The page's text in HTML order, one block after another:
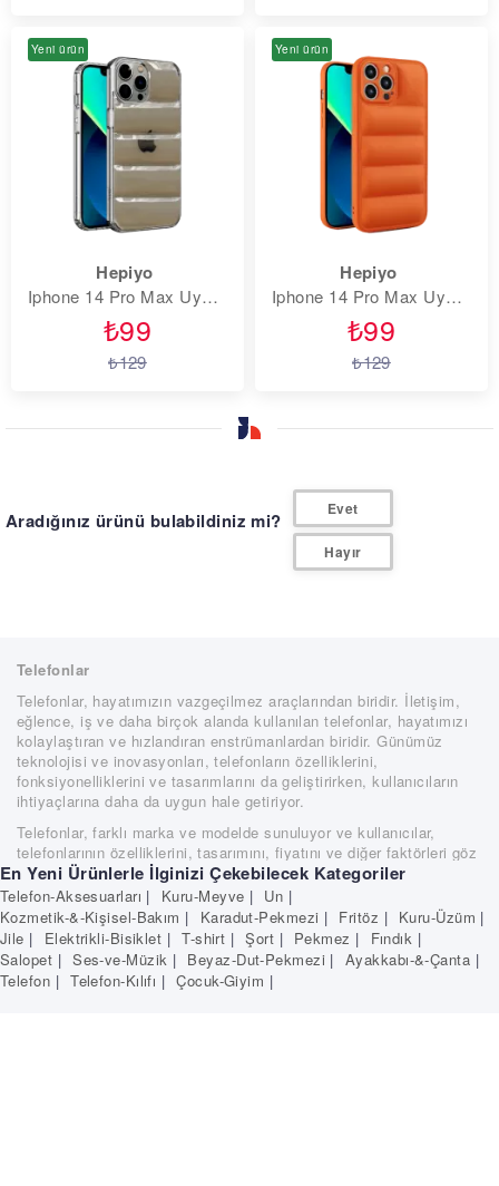
Yeni ürün
Hepiyo
Iphone 14 Pro Max Uyumlu Lens Korumalı Renkli Kapitone Görünüm Puffer Silikon Kılıf - Şeffaf Siyah
₺99
₺129
Yeni ürün
Hepiyo
Iphone 14 Pro Max Uyumlu Lens Korumalı Renkli Kapitone Görünüm Puffer Silikon Kılıf - Turuncu
₺99
₺129
Aradığınız ürünü bulabildiniz mi?
feedback
Evet
Hayır
Telefonlar
Telefonlar, hayatımızın vazgeçilmez araçlarından biridir. İletişim,
eğlence, iş ve daha birçok alanda kullanılan telefonlar, hayatımızı
kolaylaştıran ve hızlandıran enstrümanlardan biridir. Günümüz
teknolojisi ve inovasyonları, telefonların özelliklerini,
fonksiyonelliklerini ve tasarımlarını da geliştirirken, kullanıcıların
ihtiyaçlarına daha da uygun hale getiriyor.
Telefonlar, farklı marka ve modelde sunuluyor ve kullanıcılar,
telefonlarının özelliklerini, tasarımını, fiyatını ve diğer faktörleri göz
önünde bulundurarak en uygun telefonu seçebilir. Örneğin, iş
amaçlı kullanacak olanlar için güçlü bir işletim sistemi, yüksek
çözünürlüklü kamera ve geniş depolama alanı öncelikli özellikler
arasında yer alabilir. Eğlence amaçlı kullanacak olanlar için ise,
yüksek çözünürlüklü ekran, mükemmel ses kalitesi ve güçlü bir
grafik işlemcisi öncelikli olabilir.
En Yeni Ürünlerle İlginizi Çekebilecek Kategoriler
Telefon-Aksesuarları | Kuru-Meyve | Un |
Kozmetik-&-Kişisel-Bakım | Karadut-Pekmezi | Fritöz | Kuru-Üzüm |
Jile | Elektrikli-Bisiklet | T-shirt | Şort | Pekmez | Fındık |
Salopet | Ses-ve-Müzik | Beyaz-Dut-Pekmezi | Ayakkabı-&-Çanta |
Telefon | Telefon-Kılıfı | Çocuk-Giyim |